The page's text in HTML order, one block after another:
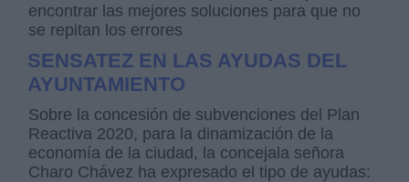
encontrar las mejores soluciones para que no
se repitan los errores
SENSATEZ EN LAS AYUDAS DEL
AYUNTAMIENTO
Sobre la concesión de subvenciones del Plan
Reactiva 2020, para la dinamización de la
economía de la ciudad, la concejala señora
Charo Chávez ha expresado el tipo de ayudas: